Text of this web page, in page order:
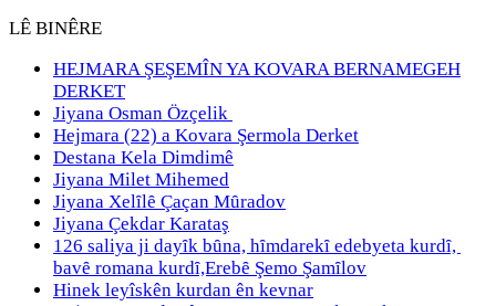
LÊ BINÊRE
HEJMARA ŞEŞEMÎN YA KOVARA BERNAMEGEH
DERKET
Jiyana Osman Özçelik
Hejmara (22) a Kovara Şermola Derket
Destana Kela Dimdimê
Jiyana Milet Mihemed
Jiyana Xelȋlȇ Çaçan Mȗradov
Jiyana Çekdar Karataş
126 saliya ji dayȋk bȗna, hȋmdarekȋ edebyeta kurdȋ,
bavȇ romana kurdȋ,Erebȇ Şemo Şamȋlov
Hinek leyîskên kurdan ên kevnar